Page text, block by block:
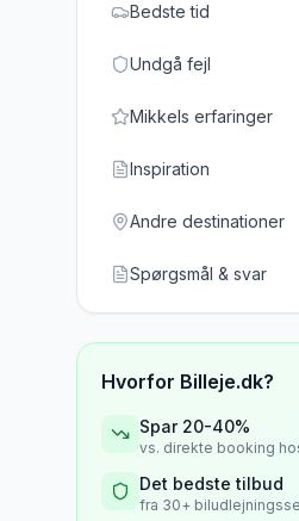
Bedste tid
Undgå fejl
Mikkels erfaringer
Inspiration
Andre destinationer
Spørgsmål & svar
Hvorfor Billeje.dk?
Spar 20-40%
vs. direkte booking
Det bedste tilbud
fra 30+